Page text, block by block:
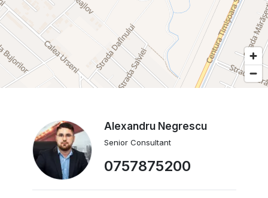
Alexandru Negrescu
Senior Consultant
0757875200